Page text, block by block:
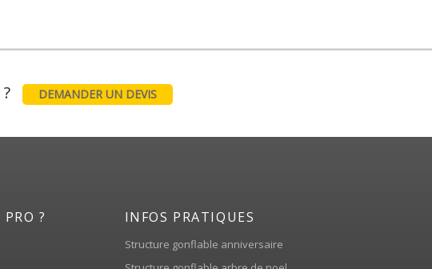
DEMANDER UN DEVIS
? INFOS PRATIQUES
Structure gonflable anniversaire